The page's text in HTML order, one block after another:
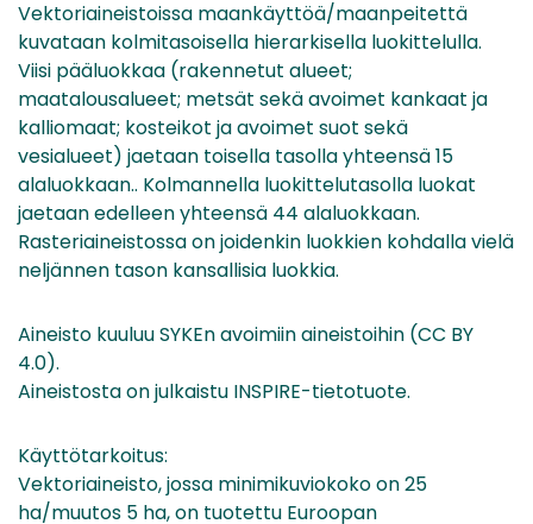
Vektoriaineistoissa maankäyttöä/maanpeitettä
kuvataan kolmitasoisella hierarkisella luokittelulla.
Viisi pääluokkaa (rakennetut alueet;
maatalousalueet; metsät sekä avoimet kankaat ja
kalliomaat; kosteikot ja avoimet suot sekä
vesialueet) jaetaan toisella tasolla yhteensä 15
alaluokkaan.. Kolmannella luokittelutasolla luokat
jaetaan edelleen yhteensä 44 alaluokkaan.
Rasteriaineistossa on joidenkin luokkien kohdalla vielä
neljännen tason kansallisia luokkia.
Aineisto kuuluu SYKEn avoimiin aineistoihin (CC BY
4.0).
Aineistosta on julkaistu INSPIRE-tietotuote.
Käyttötarkoitus:
Vektoriaineisto, jossa minimikuviokoko on 25
ha/muutos 5 ha, on tuotettu Euroopan